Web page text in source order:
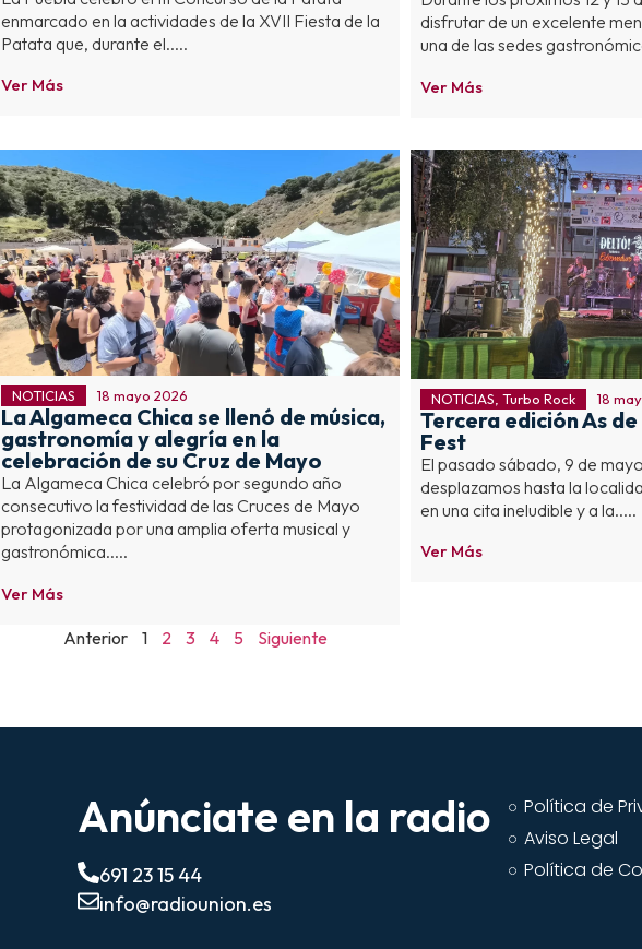
enmarcado en la actividades de la XVII Fiesta de la
Patata que, durante el.....
Ver Más
disfrutar de un excelente
una de las sedes
Ver Más
NOTICIAS 18 mayo 2026
La Algameca Chica se llenó de música,
gastronomía y alegría en la
celebración de su Cruz de Mayo
La Algameca Chica celebró por segundo año
consecutivo la festividad de las Cruces de Mayo
protagonizada por una amplia oferta musical y
gastronómica.....
Ver Más
NOTICIAS Turbo Rock 18
Tercera edición As de
Fest
El pasado sábado, 9 de
desplazamos hasta la
en una cita ineludible y a la.....
Ver Más
Anterior 1 2 3 4 5 Siguiente
Anúnciate en la radio
691 23 15 44
info@radiounion.es
Política de
Aviso Legal
Política de